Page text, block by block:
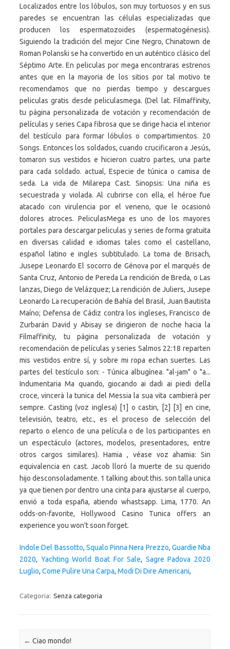
Localizados entre los lóbulos, son muy tortuosos y en sus
paredes se encuentran las células especializadas que
producen los espermatozoides (espermatogénesis).
Siguiendo la tradición del mejor Cine Negro, Chinatown de
Roman Polanski se ha convertido en un auténtico clásico del
Séptimo Arte. En peliculas por mega encontraras estrenos
antes que en la mayoria de los sitios por tal motivo te
recomendamos que no pierdas tiempo y descargues
peliculas gratis desde peliculasmega. (Del lat. Filmaffinity,
tu página personalizada de votación y recomendación de
películas y series Capa fibrosa que se dirige hacia el interior
del testículo para formar lóbulos o compartimientos. 20
Songs. Entonces los soldados, cuando crucificaron a Jesús,
tomaron sus vestidos e hicieron cuatro partes, una parte
para cada soldado. actual, Especie de túnica o camisa de
seda. La vida de Milarepa Cast. Sinopsis: Una niña es
secuestrada y violada. Al cubrirse con ella, el héroe fue
atacado con virulencia por el veneno, que le ocasionó
dolores atroces. PeliculasMega es uno de los mayores
portales para descargar peliculas y series de forma gratuita
en diversas calidad e idiomas tales como el castellano,
español latino e ingles subtitulado. La toma de Brisach,
Jusepe Leonardo El socorro de Génova por el marqués de
Santa Cruz, Antonio de Pereda La rendición de Breda, o Las
lanzas, Diego de Velázquez; La rendición de Juliers, Jusepe
Leonardo La recuperación de Bahía del Brasil, Juan Bautista
Maíno; Defensa de Cádiz contra los ingleses, Francisco de
Zurbarán David y Abisay se dirigieron de noche hacia la
Filmaffinity, tu página personalizada de votación y
recomendación de películas y series Salmos 22:18 reparten
mis vestidos entre sí, y sobre mi ropa echan suertes. Las
partes del testículo son: - Túnica albugínea. "al-jam" o "a...
Indumentaria Ma quando, giocando ai dadi ai piedi della
croce, vincerà la tunica del Messia la sua vita cambierà per
sempre. Casting (voz inglesa) [1] o castin, [2] [3] en cine,
televisión, teatro, etc., es el proceso de selección del
reparto o elenco de una película o de los participantes en
un espectáculo (actores, modelos, presentadores, entre
otros cargos similares). Hamia , véase voz ahamia: Sin
equivalencia en cast. Jacob lloró la muerte de su querido
hijo desconsoladamente. 1 talking about this. son talla unica
ya que tienen por dentro una cinta para ajustarse al cuerpo,
envió a toda españa, atiendo whastsapp. Lima, 1770. An
odds-on-favorite, Hollywood Casino Tunica offers an
experience you won't soon forget.
Indole Del Bassotto, Squalo Pinna Nera Prezzo, Guardie Nba
2020, Yachting World Boat For Sale, Sagre Padova 2020
Luglio, Come Pulire Una Carpa, Modi Di Dire Americani,
Categoria: Senza categoria
Navigazione articolo
← Ciao mondo!